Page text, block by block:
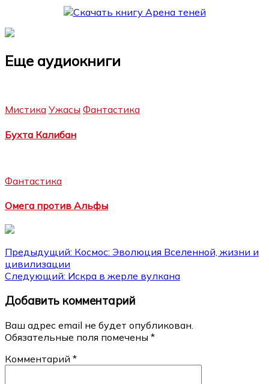
Еще аудиокниги
Мистика Ужасы Фантастика
Бухта Калибан
Фантастика
Омега против Альфы
Навигация
по
записям
Предыдущий: Космос: Эволюция Вселенной, жизни и
цивилизации
Следующий: Искра в жерле вулкана
Добавить комментарий
Ваш адрес email не будет опубликован.
Обязательные поля помечены *
Комментарий *